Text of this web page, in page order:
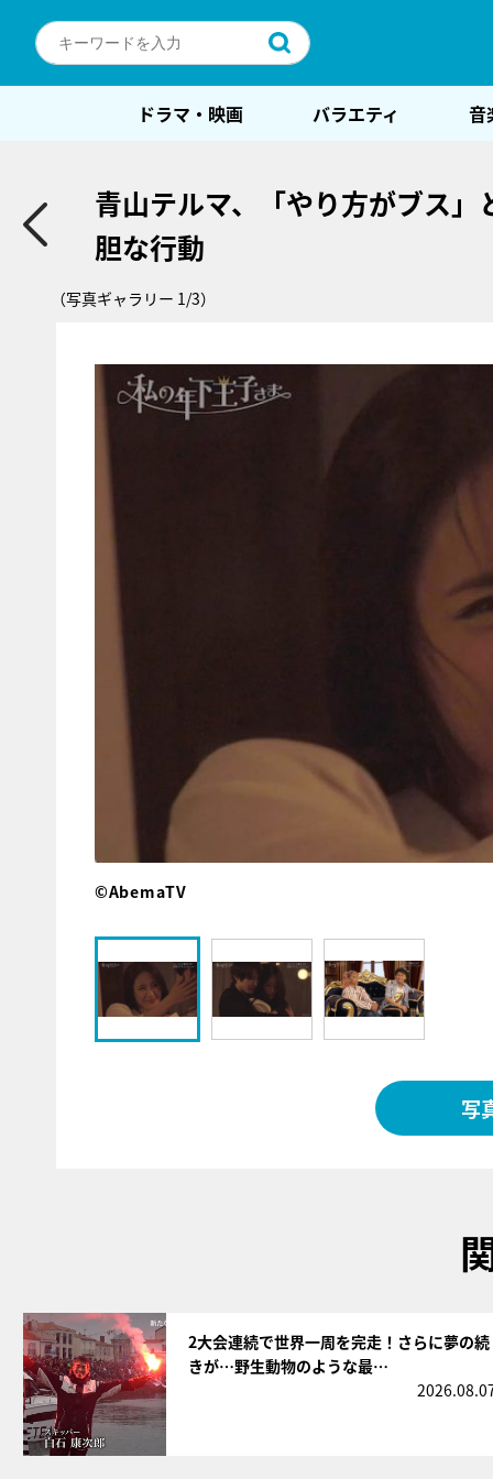
ドラマ・映画 バラエティ 音
青山テルマ、「やり方がブス
胆な行動
（写真ギャラリー 1/3）
©AbemaTV
写
2大会連続で世界一周を完走！さらに夢の続
きが…野生動物のような最…